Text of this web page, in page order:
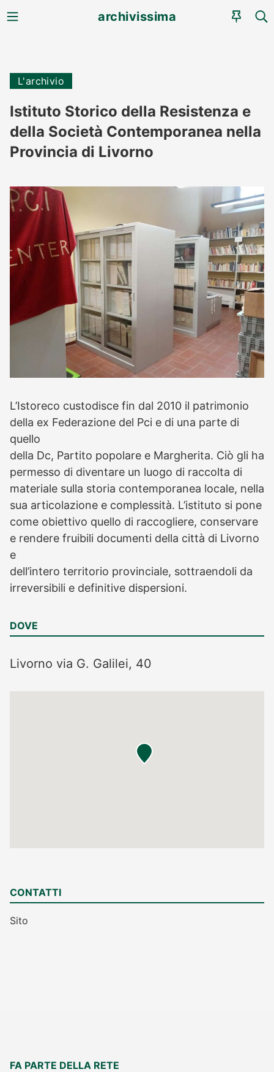
MENU archivissima
L'archivio
Istituto Storico della Resistenza e
della Società Contemporanea nella
Provincia di Livorno
L’Istoreco custodisce fin dal 2010 il patrimonio
della ex Federazione del Pci e di una parte di
quello
della Dc, Partito popolare e Margherita. Ciò gli ha
permesso di diventare un luogo di raccolta di
materiale sulla storia contemporanea locale, nella
sua articolazione e complessità. L’istituto si pone
come obiettivo quello di raccogliere, conservare
e rendere fruibili documenti della città di Livorno
e
dell’intero territorio provinciale, sottraendoli da
irreversibili e definitive dispersioni.
DOVE
Livorno via G. Galilei, 40
CONTATTI
Sito
FA PARTE DELLA RETE